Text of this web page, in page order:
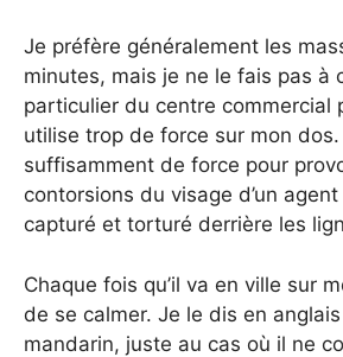
Je préfère généralement les
minutes, mais je ne le fais pas à
particulier du centre commercial
utilise trop de force sur mon
suffisamment de force pour
contorsions du visage d’un
capturé et torturé derrière les
Chaque fois qu’il va en ville sur
de se calmer. Je le dis en
mandarin, juste au cas où il ne